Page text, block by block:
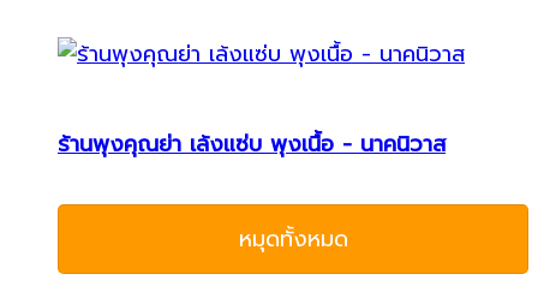
ร้านพุงคุณย่า เล้งแซ่บ พุงเนื้อ - นาคนิวาส
หมุดทั้งหมด